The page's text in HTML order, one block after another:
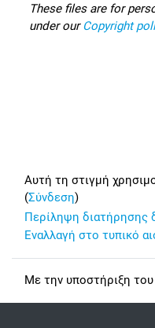
These files are for
under ourCopyright
Αυτή τη στιγμή
(Σύνδεση)
Περίληψη διατήρησης
Εναλλαγή στο τυπικό
Με την υποστήριξη του